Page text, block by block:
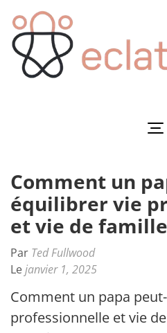
au
contenu
(Pressez
Comment un
équilibrer vie
et vie de
Par Ted Fullwood
Lejanvier 1, 2025
Comment un papa
professionnelle et vie